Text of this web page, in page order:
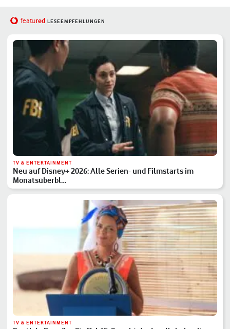
featured LESEEMPFEHLUNGEN
TV & ENTERTAINMENT
Neu auf Disney+ 2026: Alle Serien- und Filmstarts im
Monatsüberbl…
TV & ENTERTAINMENT